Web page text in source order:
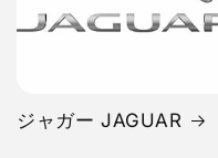
ジャガー JAGUAR